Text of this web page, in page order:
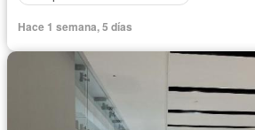
Hace 1 semana, 5 días